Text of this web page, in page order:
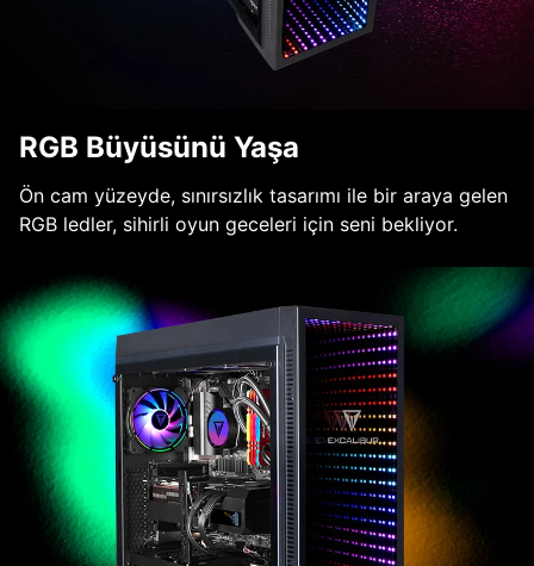
RGB Büyüsünü Yaşa
Ön cam yüzeyde, sınırsızlık tasarımı ile bir araya gelen
RGB ledler, sihirli oyun geceleri için seni bekliyor.